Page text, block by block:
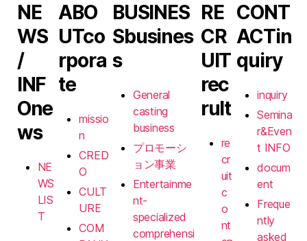
NE
WS
/
INF
One
ws
NE
WS
LIS
T
ABO
UTco
rpora
te
missio
n
CRED
O
CULT
URE
COM
BUSINES
Sbusines
s
General
casting
business
プロモーシ
ョン事業
Entertainme
nt-
specialized
comprehensi
RE
CR
UIT
rec
rult
re
cr
uit
c
o
nt
CONT
ACTin
quiry
inquiry
Semina
r&Even
t INFO
docum
ent
Freque
ntly
asked